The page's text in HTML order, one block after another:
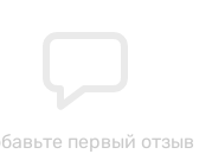
первый отзыв